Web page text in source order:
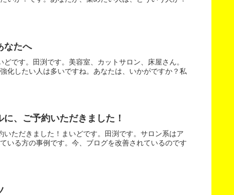
なたへ
です。田渕です。美容室、カットサロン、床屋さん。
化したい人は多いですね。あなたは、いかがですか？私
、ご予約いただきました！
ただきました！まいどです。田渕です。サロン系はア
いる方の事例です。今、ブログを改善されているのです